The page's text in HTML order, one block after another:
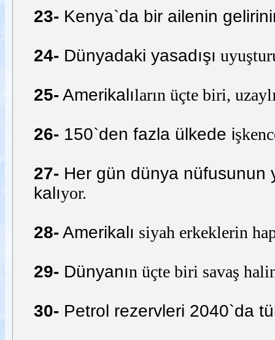
23- Kenya`da bir ailenin
24- Dünyadaki yasadışı
25-Amerikalıların üçte biri,
26- 150`den fazla ülkede i
27- Her gün dünya nüfusunun
kalıyor.
28-Amerikalı siyah erkeklerin
29- Dünyanın üçte biri savaş
30- Petrol rezervleri 2040`da